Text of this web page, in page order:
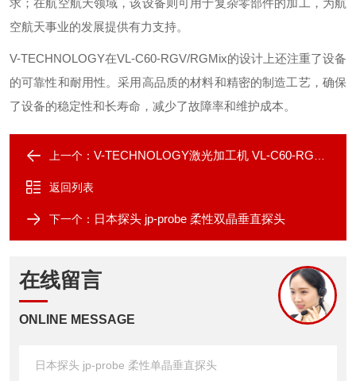
求；在航空航天领域，该设备则可用于复杂零部件的加工，为航
空航天事业的发展提供有力支持。
V-TECHNOLOGY在VL-C60-RGV/RGMix的设计上还注重了设备
的可靠性和耐用性。采用高品质的材料和精密的制造工艺，确保
了设备的稳定性和长寿命，减少了故障率和维护成本。
上一个： V-TECHNOLOGY激光加工机 VL-C60-RGV-RGLMix
返回列表
下一个： 日本探头 jp-probe 柔性双晶垂直探头
在线留言
ONLINE MESSAGE